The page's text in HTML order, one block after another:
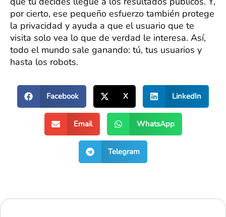
por cierto, ese pequeño esfuerzo también protege
la privacidad y ayuda a que el usuario que te
visita solo vea lo que de verdad le interesa. Así,
todo el mundo sale ganando: tú, tus usuarios y
hasta los robots.
Facebook X LinkedIn
Email WhatsApp
Telegram